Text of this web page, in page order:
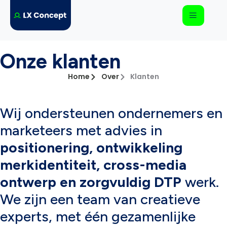
Onze klanten
Home Over Klanten
Wij ondersteunen ondernemers en
marketeers met advies in
positionering, ontwikkeling
merkidentiteit, cross-media
ontwerp en zorgvuldig DTP werk.
We zijn een team van creatieve
experts, met één gezamenlijke